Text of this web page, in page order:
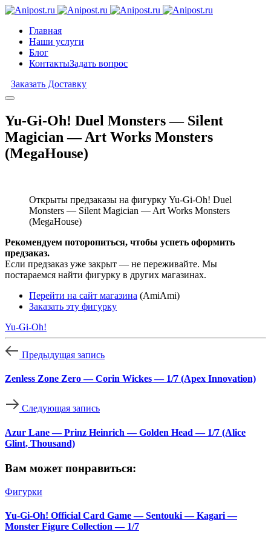
Главная
Наши услуги
Блог
КонтактыЗадать вопрос
Заказать Доставку
Yu-Gi-Oh! Duel Monsters — Silent
Magician — Art Works Monsters
(MegaHouse)
Открыты предзаказы на фигурку Yu-Gi-Oh! Duel
Monsters — Silent Magician — Art Works Monsters
(MegaHouse)
Рекомендуем поторопиться, чтобы успеть оформить
предзаказ.
Если предзаказ уже закрыт — не переживайте. Мы
постараемся найти фигурку в других магазинах.
Перейти на сайт магазина (AmiAmi)
Заказать эту фигурку
Yu-Gi-Oh!
Предыдущая запись
Zenless Zone Zero — Corin Wickes — 1/7 (Apex Innovation)
Следующая запись
Azur Lane — Prinz Heinrich — Golden Head — 1/7 (Alice
Glint, Thousand)
Вам может понравиться:
Фигурки
Yu-Gi-Oh! Official Card Game — Sentouki — Kagari —
Monster Figure Collection — 1/7